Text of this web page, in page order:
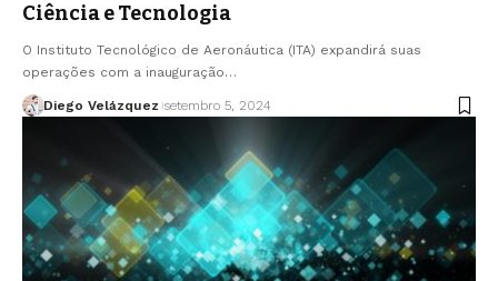
Ciência e Tecnologia
O Instituto Tecnológico de Aeronáutica (ITA) expandirá suas
operações com a inauguração…
Diego Velázquez setembro 5, 2024